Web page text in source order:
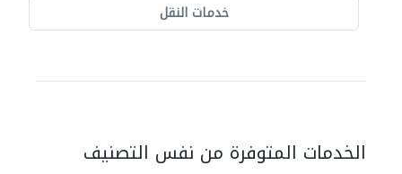
خدمات النقل
الخدمات المتوفرة من نفس التصنيف